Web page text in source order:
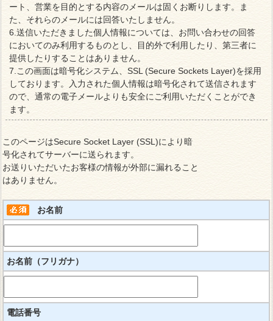
ート、営業を目的とする内容のメールは固くお断りします。ま
た、それらのメールには回答いたしません。
6.送信いただきました個人情報については、お問い合わせの回答
においてのみ利用するものとし、目的外で利用したり、第三者に
提供したりすることはありません。
7.この画面は暗号化システム、SSL (Secure Sockets Layer)を採用
しております。入力された個人情報は暗号化されて送信されます
ので、通常の電子メールよりも安全にご利用いただくことができ
ます。
このページはSecure Socket Layer (SSL)により暗
号化されてサーバーに送られます。
お送りいただいたお客様の情報が外部に漏れること
はありません。
お名前
お名前（フリガナ）
電話番号